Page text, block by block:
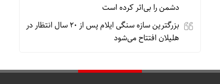
دشمن را بی‌اثر کرده است
بزرگترین سازه سنگی ایلام پس از ۲۰ سال انتظار در
هلیلان افتتاح می‌شود